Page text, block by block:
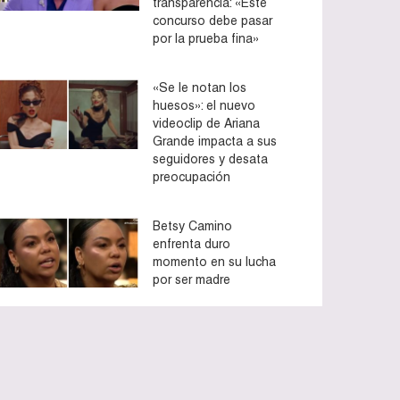
concurso debe pasar
por la prueba fina»
«Se le notan los
huesos»: el nuevo
videoclip de Ariana
Grande impacta a sus
seguidores y desata
preocupación
Betsy Camino
enfrenta duro
momento en su lucha
por ser madre